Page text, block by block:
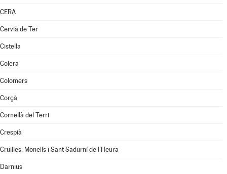
CERA
Cervià de Ter
Cistella
Colera
Colomers
Corçà
Cornellà del Terri
Crespià
Cruïlles, Monells i Sant Sadurní de l'Heura
Darnius